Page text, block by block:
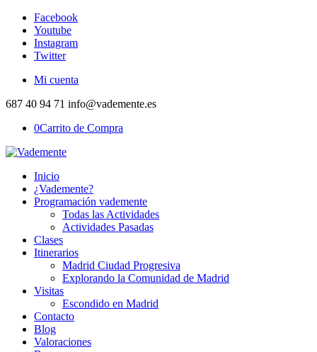
Facebook
Youtube
Instagram
Twitter
Mi cuenta
687 40 94 71 info@vademente.es
0Carrito de Compra
Inicio
¿Vademente?
Programación vademente
Todas las Actividades
Actividades Pasadas
Clases
Itinerarios
Madrid Ciudad Progresiva
Explorando la Comunidad de Madrid
Visitas
Escondido en Madrid
Contacto
Blog
Valoraciones